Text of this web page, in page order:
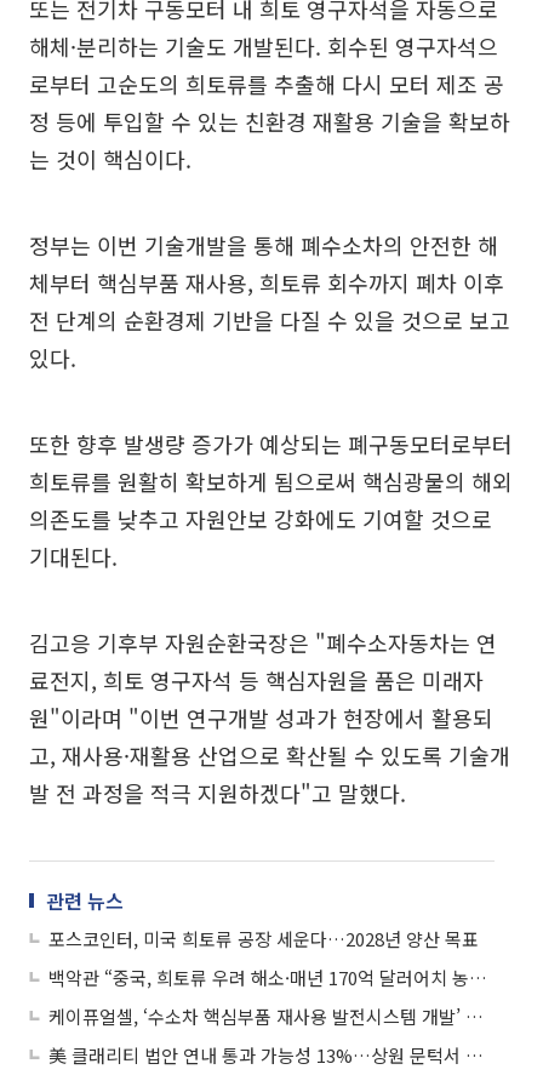
또는 전기차 구동모터 내 희토 영구자석을 자동으로
해체·분리하는 기술도 개발된다. 회수된 영구자석으
로부터 고순도의 희토류를 추출해 다시 모터 제조 공
정 등에 투입할 수 있는 친환경 재활용 기술을 확보하
는 것이 핵심이다.
정부는 이번 기술개발을 통해 폐수소차의 안전한 해
체부터 핵심부품 재사용, 희토류 회수까지 폐차 이후
전 단계의 순환경제 기반을 다질 수 있을 것으로 보고
있다.
또한 향후 발생량 증가가 예상되는 폐구동모터로부터
희토류를 원활히 확보하게 됨으로써 핵심광물의 해외
의존도를 낮추고 자원안보 강화에도 기여할 것으로
기대된다.
김고응 기후부 자원순환국장은 "폐수소자동차는 연
료전지, 희토 영구자석 등 핵심자원을 품은 미래자
원"이라며 "이번 연구개발 성과가 현장에서 활용되
고, 재사용·재활용 산업으로 확산될 수 있도록 기술개
발 전 과정을 적극 지원하겠다"고 말했다.
관련 뉴스
포스코인터, 미국 희토류 공장 세운다…2028년 양산 목표
백악관 “중국, 희토류 우려 해소·매년 170억 달러어치 농산물 구매 합의”
케이퓨얼셀, ‘수소차 핵심부품 재사용 발전시스템 개발’ 과제 선정 “148억 규모”
美 클래리티 법안 연내 통과 가능성 13%…상원 문턱서 제동